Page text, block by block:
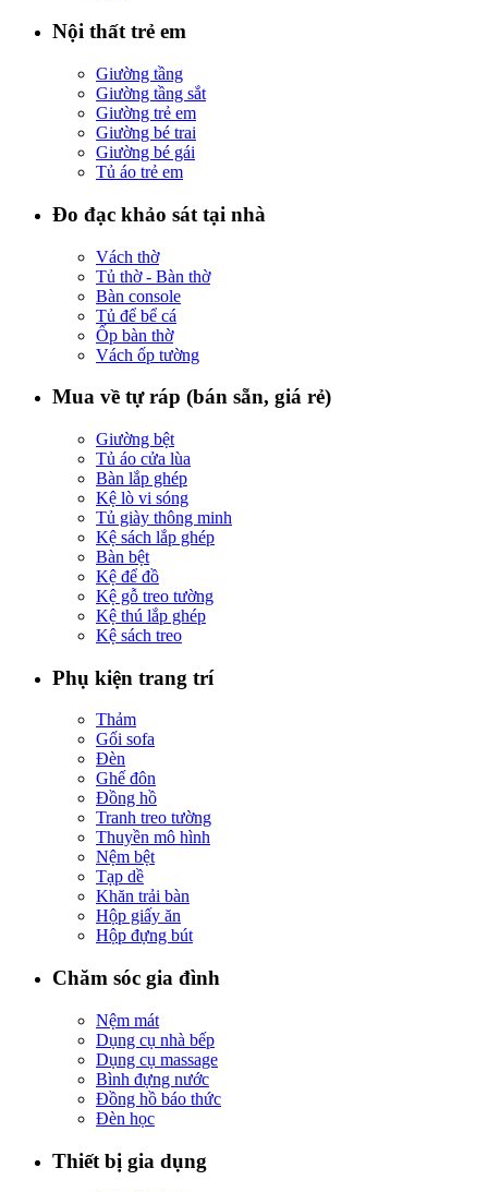
Nội thất trẻ em
Giường tầng
Giường tầng sắt
Giường trẻ em
Giường bé trai
Giường bé gái
Tủ áo trẻ em
Đo đạc khảo sát tại nhà
Vách thờ
Tủ thờ - Bàn thờ
Bàn console
Tủ để bể cá
Ốp bàn thờ
Vách ốp tường
Mua về tự ráp (bán sẵn, giá rẻ)
Giường bệt
Tủ áo cửa lùa
Bàn lắp ghép
Kệ lò vi sóng
Tủ giày thông minh
Kệ sách lắp ghép
Bàn bệt
Kệ để đồ
Kệ gỗ treo tường
Kệ thú lắp ghép
Kệ sách treo
Phụ kiện trang trí
Thảm
Gối sofa
Đèn
Ghế đôn
Đồng hồ
Tranh treo tường
Thuyền mô hình
Nệm bệt
Tạp dề
Khăn trải bàn
Hộp giấy ăn
Hộp đựng bút
Chăm sóc gia đình
Nệm mát
Dụng cụ nhà bếp
Dụng cụ massage
Bình đựng nước
Đồng hồ báo thức
Đèn học
Thiết bị gia dụng